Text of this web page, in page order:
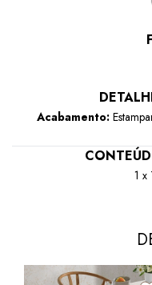
Acabamento:
1 x